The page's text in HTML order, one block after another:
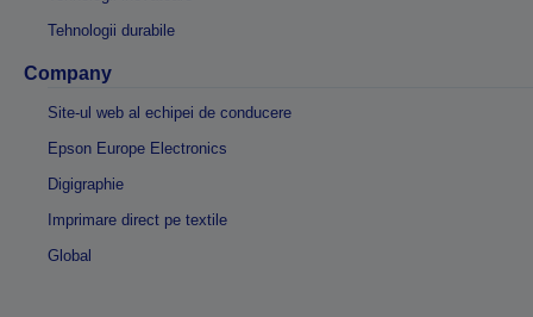
Tehnologii durabile
Company
Site-ul web al echipei de conducere
Epson Europe Electronics
Digigraphie
Imprimare direct pe textile
Global